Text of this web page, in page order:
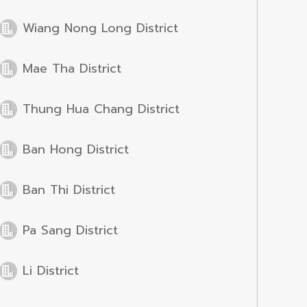
Wiang Nong Long District
Mae Tha District
Thung Hua Chang District
Ban Hong District
Ban Thi District
Pa Sang District
Li District